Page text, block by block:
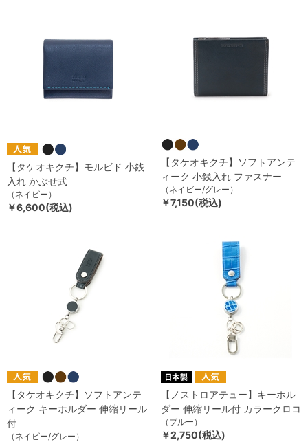
【タケオキクチ】モルビド 小銭
入れ かぶせ式
（ネイビー）
￥6,600(税込)
【タケオキクチ】ソフトアンテ
ィーク 小銭入れ ファスナー
（ネイビー/グレー）
￥7,150(税込)
【タケオキクチ】ソフトアンテ
ィーク キーホルダー 伸縮リール
付
（ネイビー/グレー）
【ノストロアテュー】キーホル
ダー 伸縮リール付 カラークロコ
（ブルー）
￥2,750(税込)